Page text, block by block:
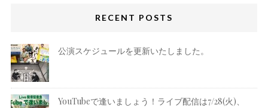
RECENT POSTS
公演スケジュールを更新いたしました。
YouTubeで逢いましょう！ライブ配信は7/28(火)、